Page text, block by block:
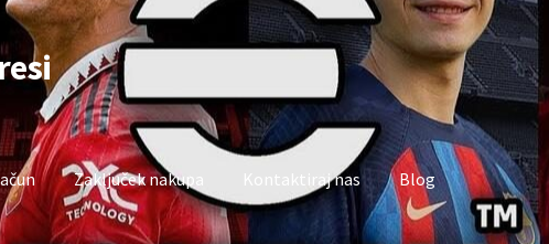
Zaključek nakupa Kontaktiraj nas Blog